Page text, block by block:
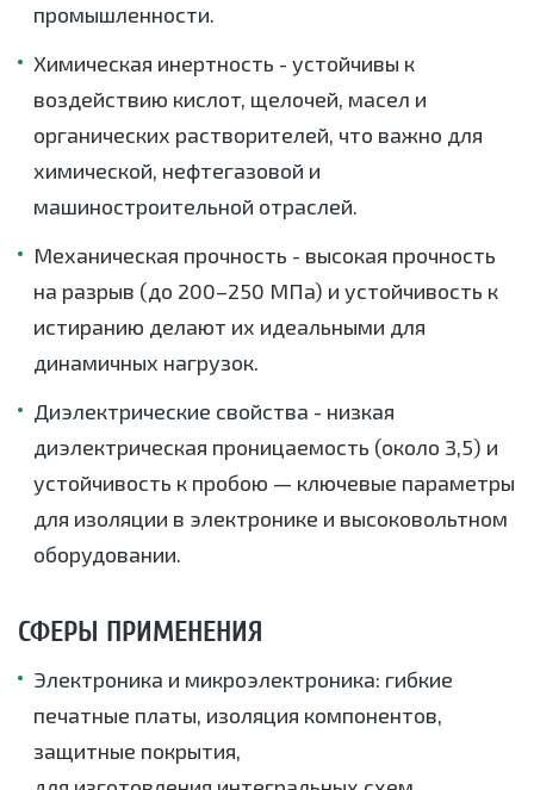
промышленности.
Химическая инертность - устойчивы к
воздействию кислот, щелочей, масел и
органических растворителей, что важно для
химической, нефтегазовой и
машиностроительной отраслей.
Механическая прочность - высокая прочность
на разрыв (до 200–250 МПа) и устойчивость к
истиранию делают их идеальными для
динамичных нагрузок.
Диэлектрические свойства - низкая
диэлектрическая проницаемость (около 3,5) и
устойчивость к пробою — ключевые параметры
для изоляции в электронике и высоковольтном
оборудовании.
СФЕРЫ ПРИМЕНЕНИЯ
Электроника и микроэлектроника: гибкие
печатные платы, изоляция компонентов,
защитные покрытия,